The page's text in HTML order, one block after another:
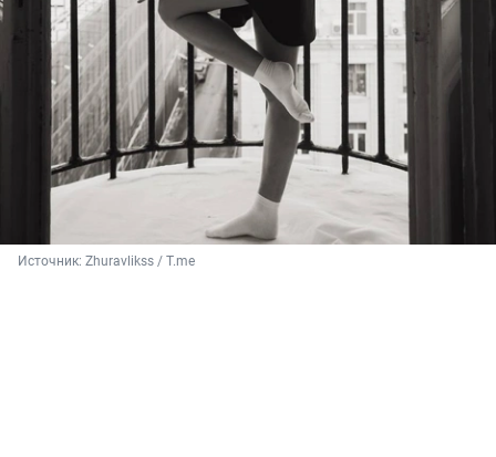
Источник: Zhuravlikss / T.me